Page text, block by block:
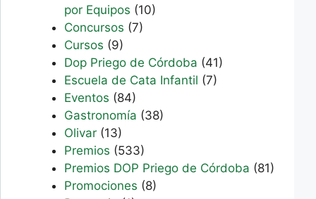
por Equipos (10)
Concursos (7)
Cursos (9)
Dop Priego de Córdoba (41)
Escuela de Cata Infantil (7)
Eventos (84)
Gastronomía (38)
Olivar (13)
Premios (533)
Premios DOP Priego de Córdoba (81)
Promociones (8)